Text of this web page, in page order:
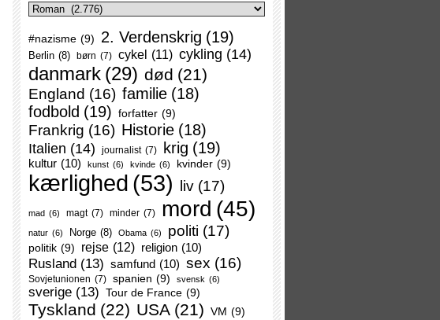
Kategorier
#nazisme (9) 2. Verdenskrig (19)
Berlin (8) børn (7) cykel (11) cykling (14)
danmark (29) død (21)
England (16) familie (18)
fodbold (19) forfatter (9)
Frankrig (16) Historie (18)
Italien (14) journalist (7) krig (19)
kultur (10) kunst (6) kvinde (6) kvinder (9)
kærlighed (53) liv (17)
mad (6) magt (7) minder (7) mord (45)
natur (6) Norge (8) Obama (6) politi (17)
politik (9) rejse (12) religion (10)
Rusland (13) samfund (10) sex (16)
Sovjetunionen (7) spanien (9) svensk (6)
sverige (13) Tour de France (9)
Tyskland (22) USA (21) VM (9)